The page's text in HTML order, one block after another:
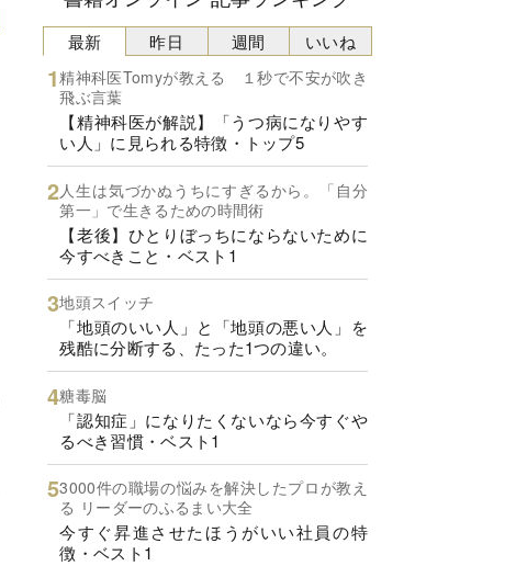
最新
精神科医Tomyが教える １秒で不安が吹き
飛ぶ言葉
【精神科医が解説】「うつ病になりやす
い人」に見られる特徴・トップ5
人生は気づかぬうちにすぎるから。「自分
第一」で生きるための時間術
【老後】ひとりぼっちにならないために
今すべきこと・ベスト1
地頭スイッチ
「地頭のいい人」と「地頭の悪い人」を
残酷に分断する、たった1つの違い。
糖毒脳
「認知症」になりたくないなら今すぐや
るべき習慣・ベスト1
3000件の職場の悩みを解決したプロが教え
る リーダーのふるまい大全
今すぐ昇進させたほうがいい社員の特
徴・ベスト1
昨日 週間 いいね